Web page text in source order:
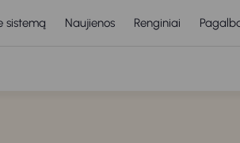
sistemą Naujienos Renginiai